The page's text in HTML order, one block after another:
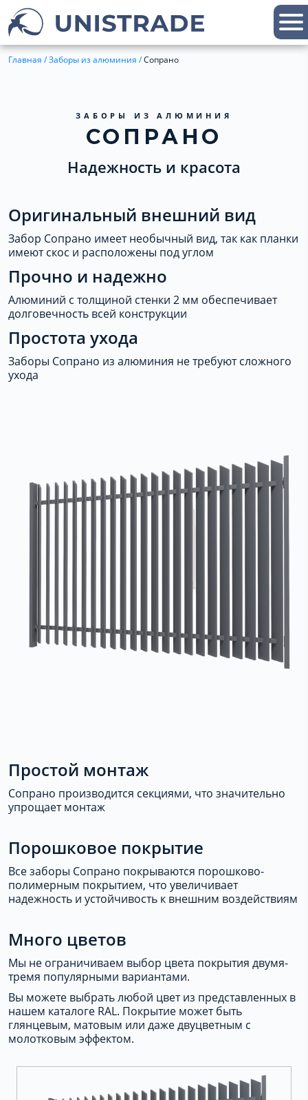
Главная /Заборы из алюминия /Сопрано
ЗАБОРЫ ИЗ АЛЮМИНИЯ
СОПРАНО
Надежность и красота
Оригинальный внешний вид
Забор Сопрано имеет необычный вид, так как планки
имеют скос и расположены под углом
Прочно и надежно
Алюминий с толщиной стенки 2 мм обеспечивает
долговечность всей конструкции
Простота ухода
Заборы Сопрано из алюминия не требуют сложного
ухода
Простой монтаж
Сопрано производится секциями, что значительно
упрощает монтаж
Порошковое покрытие
Все заборы Сопрано покрываются порошково-
полимерным покрытием, что увеличивает
надежность и устойчивость к внешним воздействиям
Много цветов
Мы не ограничиваем выбор цвета покрытия двумя-
тремя популярными вариантами.
Вы можете выбрать любой цвет из представленных в
нашем каталоге RAL. Покрытие может быть
глянцевым, матовым или даже двуцветным с
молотковым эффектом.